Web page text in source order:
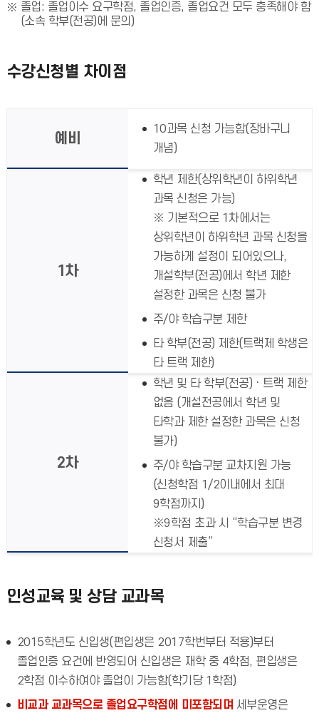
졸업: 졸업이수 요구학점, 졸업인증, 졸업요건 모두 충족해야 함
(소속 학부(전공)에 문의)
수강신청별 차이점
예비
10과목 신청 가능함(장바구니
개념)
1차
학년 제한(상위학년이 하위학년
과목 신청은 가능)
※ 기본적으로 1차에서는
상위학년이 하위학년 과목 신청을
가능하게 설정이 되어있으나,
개설학부(전공)에서 학년 제한
설정한 과목은 신청 불가
주/야 학습구분 제한
타 학부(전공) 제한(트랙제 학생은
타 트랙 제한)
2차
학년 및 타 학부(전공)ㆍ트랙 제한
없음 (개설전공에서 학년 및
타학과 제한 설정한 과목은 신청
불가)
주/야 학습구분 교차지원 가능
(신청학점 1/2이내에서 최대
9학점까지)
※9학점 초과 시 “학습구분 변경
신청서 제출”
인성교육 및 상담 교과목
2015학년도 신입생(편입생은 2017학번부터 적용)부터
졸업인증 요건에 반영되어 신입생은 재학 중 4학점, 편입생은
2학점 이수하여야 졸업이 가능함(학기당 1학점)
비교과 교과목으로 졸업요구학점에 미포함되며 세부운영은